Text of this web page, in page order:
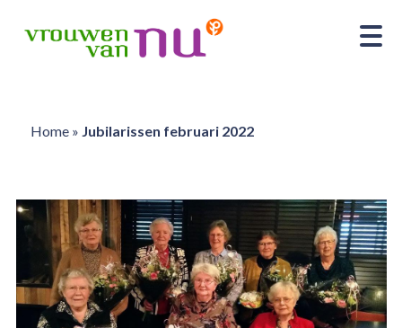
Home» Jubilarissen februari 2022